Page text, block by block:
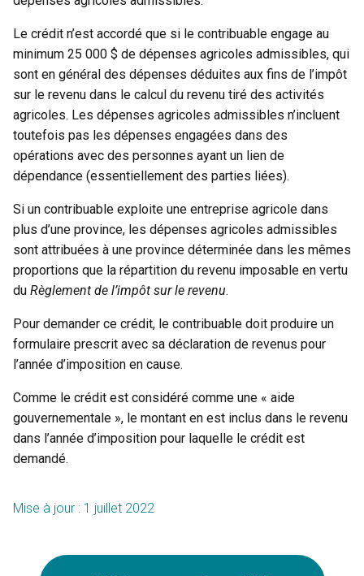
Le crédit n’est accordé que si le contribuable engage au
minimum 25 000 $ de dépenses agricoles admissibles, qui
sont en général des dépenses déduites aux fins de l’impôt
sur le revenu dans le calcul du revenu tiré des activités
agricoles. Les dépenses agricoles admissibles n’incluent
toutefois pas les dépenses engagées dans des
opérations avec des personnes ayant un lien de
dépendance (essentiellement des parties liées).
Si un contribuable exploite une entreprise agricole dans
plus d’une province, les dépenses agricoles admissibles
sont attribuées à une province déterminée dans les mêmes
proportions que la répartition du revenu imposable en vertu
du Règlement de l’impôt sur le revenu.
Pour demander ce crédit, le contribuable doit produire un
formulaire prescrit avec sa déclaration de revenus pour
l’année d’imposition en cause.
Comme le crédit est considéré comme une « aide
gouvernementale », le montant en est inclus dans le revenu
dans l’année d’imposition pour laquelle le crédit est
demandé.
Mise à jour : 1 juillet 2022